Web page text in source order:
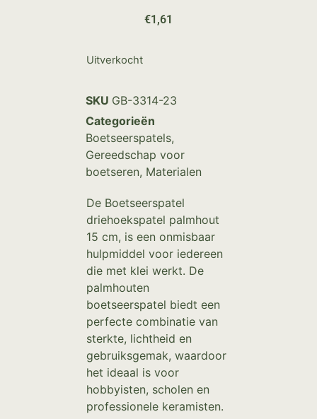
€1,61
Uitverkocht
SKU GB-3314-23
Categorieën
Boetseerspatels,
Gereedschap voor
boetseren, Materialen
De Boetseerspatel
driehoekspatel palmhout
15 cm, is een onmisbaar
hulpmiddel voor iedereen
die met klei werkt. De
palmhouten
boetseerspatel biedt een
perfecte combinatie van
sterkte, lichtheid en
gebruiksgemak, waardoor
het ideaal is voor
hobbyisten, scholen en
professionele keramisten.